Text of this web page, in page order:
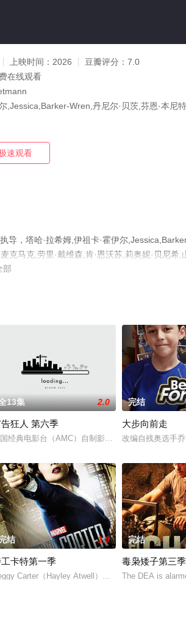
上映时间： 2026 豆瓣评分： 7.0
在线观看
,Jessica,Barker-Wren,丹尼尔·贝茨,芬恩·本尼特
速观看
，塔哈·拉希姆,伊祖卡·霍伊尔
克马克,劳里·戴维森,肯·恩沃苏,莉奥妮·贝尼希,
，大结局剧情已揭晓（全6集），免费观看高
部
13集 2.0
告狂人 第六季
经典电影台（AMC）自制影集阵容中最受赞誉之
完结
大步向前走
改编自残奥选手
苦练的青春励志故
儿童节目，但吸引到了各个年龄段的观众。该节目
结 1.0
卡特第一季
Carter（Hayley Atwell）是美国队长的女友，也
完结
毒枭矮子第三季
The DEA is